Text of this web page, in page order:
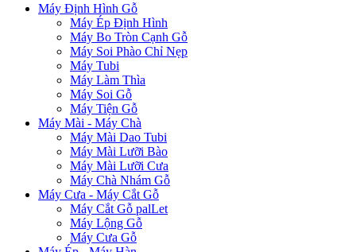
Máy Định Hình Gỗ
Máy Ép Định Hình
Máy Bo Tròn Cạnh Gỗ
Máy Soi Phào Chỉ Nẹp
Máy Tubi
Máy Làm Thìa
Máy Soi Gỗ
Máy Tiện Gỗ
Máy Mài - Máy Chà
Máy Mài Dao Tubi
Máy Mài Lưỡi Bào
Máy Mài Lưỡi Cưa
Máy Chà Nhám Gỗ
Máy Cưa - Máy Cắt Gỗ
Máy Cắt Gỗ palLet
Máy Lộng Gỗ
Máy Cưa Gỗ